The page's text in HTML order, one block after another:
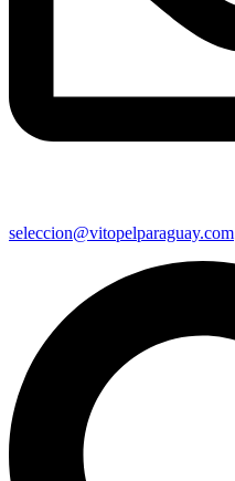
seleccion@vitopelparaguay.com